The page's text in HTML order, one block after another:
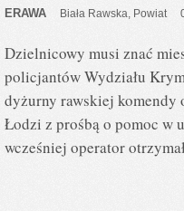
ERAWA Biała Rawska Powiat
Dzielnicowy musi znać
policjantów Wydziału
dyżurny rawskiej komendy
Łodzi z prośbą o pomoc w
wcześniej operator